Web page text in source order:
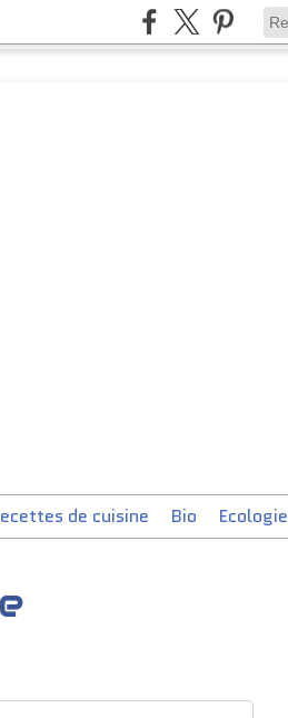
de cuisine Bio Ecologie